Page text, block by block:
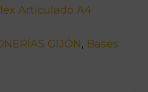
Articulado A4
GIJÓN, Bases